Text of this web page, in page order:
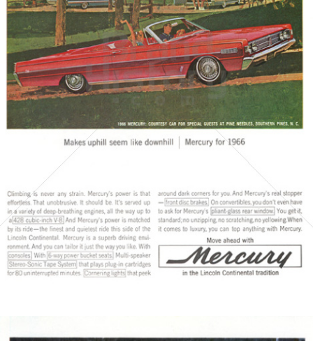
MERCURY FORD MOTOR COMPANY 1965